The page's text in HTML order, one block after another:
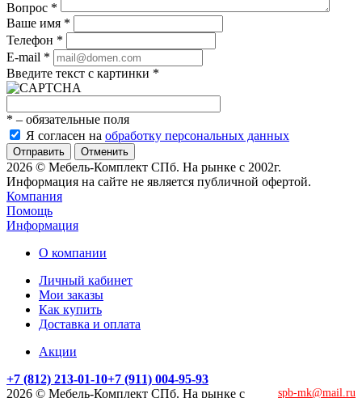
Вопрос *
Ваше имя *
Телефон *
E-mail *
Введите текст с картинки *
* – обязательные поля
Я согласен на обработку персональных данных
Отменить
2026 © Мебель-Комплект СПб. На рынке с 2002г.
Информация на сайте не является публичной офертой.
Компания
Помощь
Информация
О компании
Личный кабинет
Мои заказы
Как купить
Доставка и оплата
Акции
+7 (812) 213-01-10+7 (911) 004-95-93
spb-mk@mail.ru
2026 © Мебель-Комплект СПб. На рынке с